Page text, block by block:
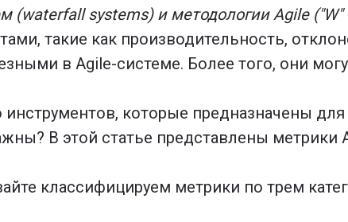
(waterfall systems) и методологии Agile ("W"
такие как производительность,
в Agile-системе. Более того, они
инструментов, которые предназначены
В этой статье представлены
классифицируем метрики по трем